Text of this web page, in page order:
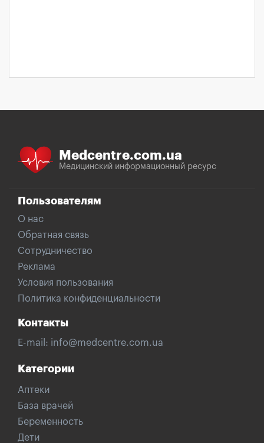
Medcentre.com.ua
Медицинский информационный ресурс
Пользователям
О нас
Обратная связь
Сотрудничество
Реклама
Условия пользования
Политика конфиденциальности
Контакты
E-mail: info@medcentre.com.ua
Категории
Аптеки
База врачей
Беременность
Дети